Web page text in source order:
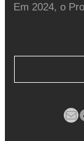
Em 2024, o
Mail